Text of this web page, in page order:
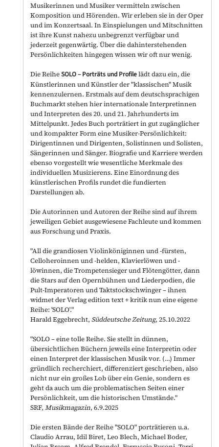
Musikerinnen und Musiker vermitteln zwischen
Komposition und Hörenden. Wir erleben sie in der Oper
und im Konzertsaal. In Einspielungen und Mitschnitten
ist ihre Kunst nahezu unbegrenzt verfügbar und
jederzeit gegenwärtig. Über die dahinterstehenden
Persönlichkeiten hingegen wissen wir oft nur wenig.
Die ReiheSOLO–Porträts und Profilelädt dazu ein, die
Künstlerinnen und Künstler der "klassischen" Musik
kennenzulernen. Erstmals auf dem deutschsprachigen
Buchmarkt stehen hier internationale Interpretinnen
und Interpreten des 20. und 21. Jahrhunderts im
Mittelpunkt. Jedes Buch porträtiert in gut zugänglicher
und kompakter Form eine Musiker-Persönlichkeit:
Dirigentinnen und Dirigenten, Solistinnen und Solisten,
Sängerinnen und Sänger. Biografie und Karriere werden
ebenso vorgestellt wie wesentliche Merkmale des
individuellen Musizierens. Eine Einordnung des
künstlerischen Profils rundet die fundierten
Darstellungen ab.
Die Autorinnen und Autoren der Reihe sind auf ihrem
jeweiligen Gebiet ausgewiesene Fachleute und kommen
aus Forschung und Praxis.
"All die grandiosen Violinköniginnen und -fürsten,
Celloheroinnen und -helden, Klavierlöwen und -
löwinnen, die Trompetensieger und Flötengötter, dann
die Stars auf den Opernbühnen und Liederpodien, die
Pult-Imperatoren und Taktstockschwinger–ihnen
widmet der Verlag edition text + kritik nun eine eigene
Reihe: 'SOLO'."
Harald Eggebrecht,Süddeutsche Zeitung, 25.10.2022
"SOLO – eine tolle Reihe. Sie stellt in dünnen,
übersichtlichen Büchern jeweils eine Interpretin oder
einen Interpret der klassischen Musik vor. (…) Immer
gründlich recherchiert, differenziert geschrieben, also
nicht nur ein großes Lob über ein Genie, sondern es
geht da auch um die problematischen Seiten einer
Persönlichkeit, um die historischen Umstände."
SRF,Musikmagazin, 6.9.2025
Die ersten Bände der Reihe "SOLO" porträtieren u.a.
Claudio Arrau, Idil Biret, Leo Blech, Michael Boder,